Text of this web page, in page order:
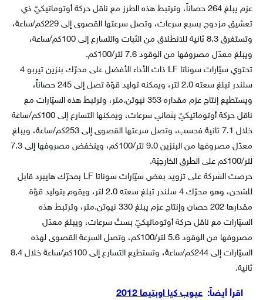
عزم يبلغ 264 حصاناً، وترتبط هذه الطرز مع ناقل حركة أوتوماتيكيّ ذي
تعشيق مزدوج بسبع سرعات، وتصل سرعتها القصوى إلى 229كم/ساعة،
وتستغرق 8.3 ثانية للانطلاق من الثبات والتسارع إلى 100كم/ساعة،
ويبلغ معدّل مصروفها من الوقود 7.6 لتر/100كم.
تحتوي سيّارات سوناتا LF ذات الأداء الأفضل على محرّك بنزين تيربو 4
سلندر تبلغ سعته 2.0 لتر، ويمكنه توليد قوّة تصل إلى 245 حصاناً،
ويستطيع إنتاج عزم مقداره 353 نيوتن.متر، وترتبط هذه السيّارات مع
ناقل حركة أوتوماتيكيّ بثماني سرعات، ويمكنها التسارع إلى 100كم/ساعة
خلال 7.1 ثانية فحسب، وتصل سرعتها القصوى إلى 253كم/ساعة، ويبلغ
معدّل مصروفها من البنزين 9.0 لتر/100كم، وينخفض مصروفها إلى 7.3
لتر/100كم على الطرق الخارجيّة.
حرصت الشركة على تزويد بعض سيّارات سوناتا LF بمحرّك هايبرد قابل
للشحن، وهو محرّك 4 سلندر تبلغ سعته 2.0 لتر، ويقوم بتوليد قوّة
مقدارها 202 حصان وإنتاج عزم يبلغ 330 نيوتن.متر، وترتبط هذه
السيّارات مع ناقل حركة أوتوماتيكيّ بستّ سرعات، ويبلغ معدّل
مصروفها من الوقود 5.6 لتر/100كم، وتصل السرعة القصوى لهذه
السيّارات إلى 244كم/ساعة، وتستطيع التسارع إلى 100كم/ساعة خلال 8.4
ثانية.
اقرأ أيضاً: عيوب كيا اوبتيما 2012